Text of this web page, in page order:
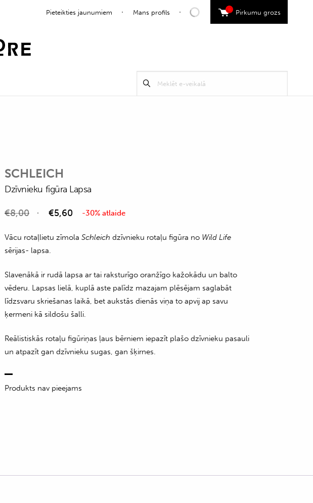
Pieteikties jaunumiem Mans profils Pirkumu grozs
0
Meklēt
SCHLEICH
Dzīvnieku figūra Lapsa
€8,00 €5,60 -30% atlaide
Vācu rotaļlietu zīmolaSchleichdzīvnieku rotaļu figūra no Wild Life
sērijas- lapsa.
Slavenākā ir rudā lapsa ar tai raksturīgo oranžīgo kažokādu un balto
vēderu. Lapsas lielā, kuplā aste palīdz mazajam plēsējam saglabāt
līdzsvaru skriešanas laikā, bet aukstās dienās viņa to apvij ap savu
ķermeni kā sildošu šalli.
Reālistiskās rotaļu figūriņas ļaus bērniem iepazīt plašo dzīvnieku pasauli
un atpazīt gan dzīvnieku sugas, gan šķirnes.
Produkts nav pieejams